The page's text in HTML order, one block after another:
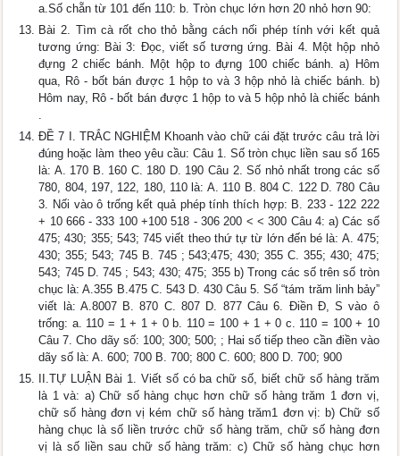
a.Số chẵn từ 101 đến 110: b. Tròn chục lớn hơn 20 nhỏ hơn 90:
Bài 2. Tìm cà rốt cho thỏ bằng cách nối phép tính với kết quả
tương ứng: Bài 3: Đọc, viết số tương ứng. Bài 4. Một hộp nhỏ
đựng 2 chiếc bánh. Một hộp to đựng 100 chiếc bánh. a) Hôm
qua, Rô - bốt bán được 1 hộp to và 3 hộp nhỏ là chiếc bánh. b)
Hôm nay, Rô - bốt bán được 1 hộp to và 5 hộp nhỏ là chiếc bánh
.
ĐỀ 7 I. TRẮC NGHIỆM Khoanh vào chữ cái đặt trước câu trả lời
đúng hoặc làm theo yêu cầu: Câu 1. Số tròn chục liền sau số 165
là: A. 170 B. 160 C. 180 D. 190 Câu 2. Số nhỏ nhất trong các số
780, 804, 197, 122, 180, 110 là: A. 110 B. 804 C. 122 D. 780 Câu
3. Nối vào ô trống kết quả phép tính thích hợp: B. 233 - 122 222
+ 10 666 - 333 100 +100 518 - 306 200 < < 300 Câu 4: a) Các số
475; 430; 355; 543; 745 viết theo thứ tự từ lớn đến bé là: A. 475;
430; 355; 543; 745 B. 745 ; 543;475; 430; 355 C. 355; 430; 475;
543; 745 D. 745 ; 543; 430; 475; 355 b) Trong các số trên số tròn
chục là: A.355 B.475 C. 543 D. 430 Câu 5. Số “tám trăm linh bảy”
viết là: A.8007 B. 870 C. 807 D. 877 Câu 6. Điền Đ, S vào ô
trống: a. 110 = 1 + 1 + 0 b. 110 = 100 + 1 + 0 c. 110 = 100 + 10
Câu 7. Cho dãy số: 100; 300; 500; ; Hai số tiếp theo cần điền vào
dãy số là: A. 600; 700 B. 700; 800 C. 600; 800 D. 700; 900
II.TỰ LUẬN Bài 1. Viết số có ba chữ số, biết chữ số hàng trăm
là 1 và: a) Chữ số hàng chục hơn chữ số hàng trăm 1 đơn vị,
chữ số hàng đơn vị kém chữ số hàng trăm1 đơn vị: b) Chữ số
hàng chục là số liền trước chữ số hàng trăm, chữ số hàng đơn
vị là số liền sau chữ số hàng trăm: c) Chữ số hàng chục hơn